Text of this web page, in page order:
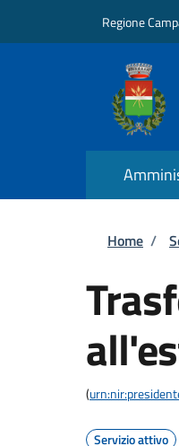
Regione
Home /
(
Servizio attivo